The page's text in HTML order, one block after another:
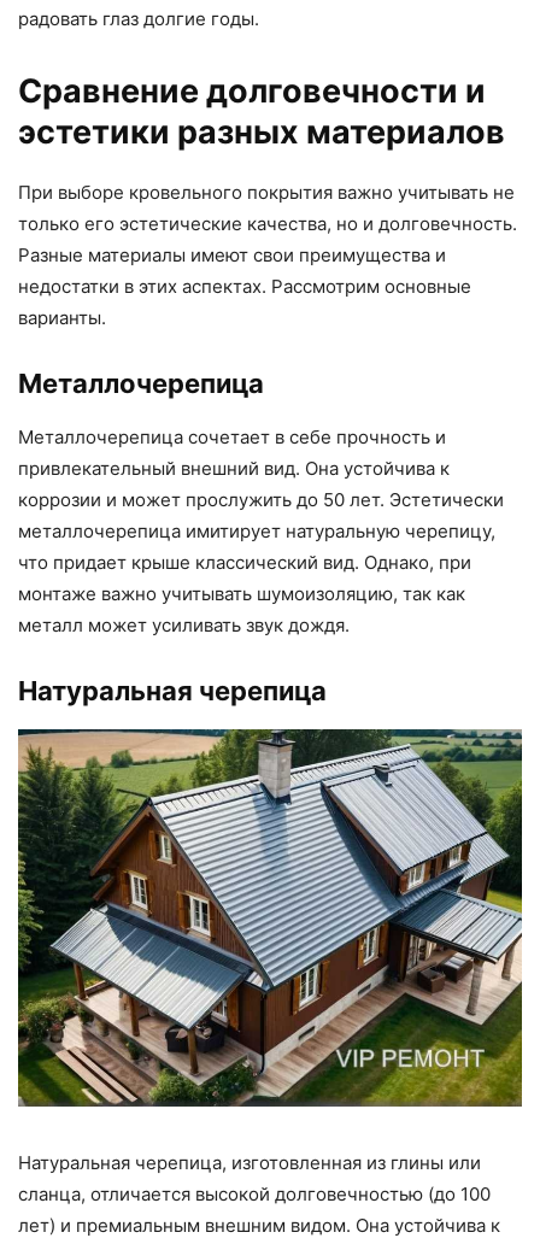
радовать глаз долгие годы.
Сравнение долговечности и
эстетики разных материалов
При выборе кровельного покрытия важно учитывать не
только его эстетические качества, но и долговечность.
Разные материалы имеют свои преимущества и
недостатки в этих аспектах. Рассмотрим основные
варианты.
Металлочерепица
Металлочерепица сочетает в себе прочность и
привлекательный внешний вид. Она устойчива к
коррозии и может прослужить до 50 лет. Эстетически
металлочерепица имитирует натуральную черепицу,
что придает крыше классический вид. Однако, при
монтаже важно учитывать шумоизоляцию, так как
металл может усиливать звук дождя.
Натуральная черепица
Натуральная черепица, изготовленная из глины или
сланца, отличается высокой долговечностью (до 100
лет) и премиальным внешним видом. Она устойчива к